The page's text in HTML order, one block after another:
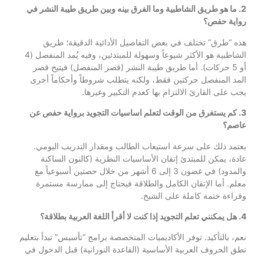
2. ما هو طريق الشاطبية وما الفرق بينه وبين طريق طيبة النشر في
رواية حفص؟
هذه “طرق” تختلف في بعض التفاصيل الأدائية الدقيقة؛ طريق
الشاطبية هو الأكثر شيوعاً وسهولة للمبتدئين، وفيه يُمد المنفصل (4
أو 5 حركات). أما طريق طيبة النشر (قصر المنفصل) فيتيح قصر
المد المنفصل حركتين فقط، ولكنه يتطلب شروطاً وأحكاماً أخرى
يجب على القارئ الالتزام بها كعدم التكبير وغيرها.
3. كم يستغرق من الوقت لتعلم اساسيات التجويد برواية حفص عن
عاصم؟
يعتمد ذلك على سرعة استيعاب الطالب ومقدار التدريب اليومي.
عادة، يمكن للمبتدئ إتقان الأساسيات النظرية (كالنون الساكنة
والمدود) في غضون 3 إلى 6 أشهر من خلال حصتين أسبوعياً مع
معلم. أما الإتقان الكامل والطلاقة فيحتاج إلى ممارسة مستمرة
وقراءة ختمة كاملة على الشيخ.
4. هل يمكنني تعلم التجويد إذا كنت لا أقرأ اللغة العربية بطلاقة؟
نعم، بالتأكيد. توفر الأكاديميات المتخصصة برامج “تأسيس” تبدأ بتعليم
نطق الحروف العربية الأساسية (القاعدة النورانية) قبل الدخول في